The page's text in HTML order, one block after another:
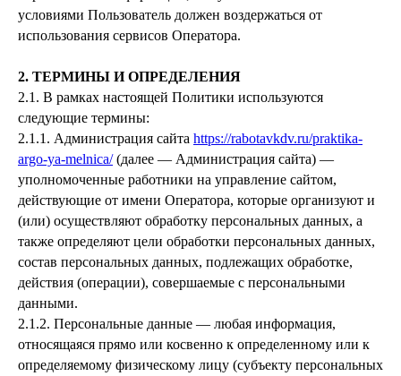
условиями Пользователь должен воздержаться от
использования сервисов Оператора.
2. ТЕРМИНЫ И ОПРЕДЕЛЕНИЯ
2.1. В рамках настоящей Политики используются
следующие термины:
2.1.1. Администрация сайта https://rabotavkdv.ru/praktika-
argo-ya-melnica/(далее — Администрация сайта) —
уполномоченные работники на управление сайтом,
действующие от имени Оператора, которые организуют и
(или) осуществляют обработку персональных данных, а
также определяют цели обработки персональных данных,
состав персональных данных, подлежащих обработке,
действия (операции), совершаемые с персональными
данными.
2.1.2. Персональные данные — любая информация,
относящаяся прямо или косвенно к определенному или к
определяемому физическому лицу (субъекту персональных